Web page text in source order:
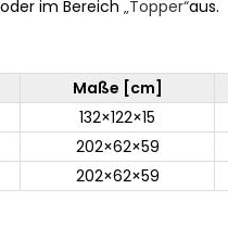
im Bereich „Topper“aus.
Maße [cm]
132×122×15
202×62×59
202×62×59